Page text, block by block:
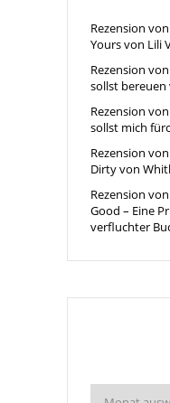
Rezension
Yours von Lili
Rezension
sollst bereuen
Rezension
sollst mich
Rezension
Dirty von
Rezension
Good – Eine
verfluchter